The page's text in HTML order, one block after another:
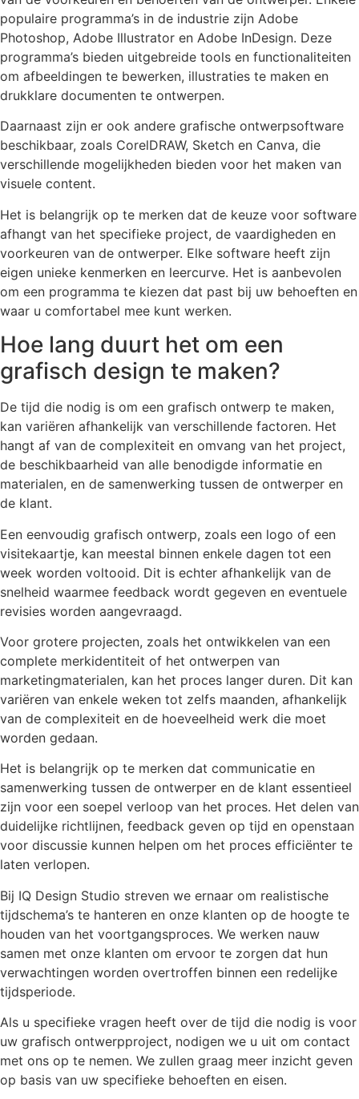
populaire programma’s in de industrie zijn Adobe
Photoshop, Adobe Illustrator en Adobe InDesign. Deze
programma’s bieden uitgebreide tools en functionaliteiten
om afbeeldingen te bewerken, illustraties te maken en
drukklare documenten te ontwerpen.
Daarnaast zijn er ook andere grafische ontwerpsoftware
beschikbaar, zoals CorelDRAW, Sketch en Canva, die
verschillende mogelijkheden bieden voor het maken van
visuele content.
Het is belangrijk op te merken dat de keuze voor software
afhangt van het specifieke project, de vaardigheden en
voorkeuren van de ontwerper. Elke software heeft zijn
eigen unieke kenmerken en leercurve. Het is aanbevolen
om een programma te kiezen dat past bij uw behoeften en
waar u comfortabel mee kunt werken.
Hoe lang duurt het om een ​​
grafisch design te maken?
De tijd die nodig is om een grafisch ontwerp te maken,
kan variëren afhankelijk van verschillende factoren. Het
hangt af van de complexiteit en omvang van het project,
de beschikbaarheid van alle benodigde informatie en
materialen, en de samenwerking tussen de ontwerper en
de klant.
Een eenvoudig grafisch ontwerp, zoals een logo of een
visitekaartje, kan meestal binnen enkele dagen tot een
week worden voltooid. Dit is echter afhankelijk van de
snelheid waarmee feedback wordt gegeven en eventuele
revisies worden aangevraagd.
Voor grotere projecten, zoals het ontwikkelen van een
complete merkidentiteit of het ontwerpen van
marketingmaterialen, kan het proces langer duren. Dit kan
variëren van enkele weken tot zelfs maanden, afhankelijk
van de complexiteit en de hoeveelheid werk die moet
worden gedaan.
Het is belangrijk op te merken dat communicatie en
samenwerking tussen de ontwerper en de klant essentieel
zijn voor een soepel verloop van het proces. Het delen van
duidelijke richtlijnen, feedback geven op tijd en openstaan ​​
voor discussie kunnen helpen om het proces efficiënter te
laten verlopen.
Bij IQ Design Studio streven we ernaar om realistische
tijdschema’s te hanteren en onze klanten op de hoogte te
houden van het voortgangsproces. We werken nauw
samen met onze klanten om ervoor te zorgen dat hun
verwachtingen worden overtroffen binnen een redelijke
tijdsperiode.
Als u specifieke vragen heeft over de tijd die nodig is voor
uw grafisch ontwerpproject, nodigen we u uit om contact
met ons op te nemen. We zullen graag meer inzicht geven
op basis van uw specifieke behoeften en eisen.